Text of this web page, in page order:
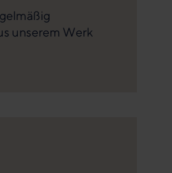
unserem Werk